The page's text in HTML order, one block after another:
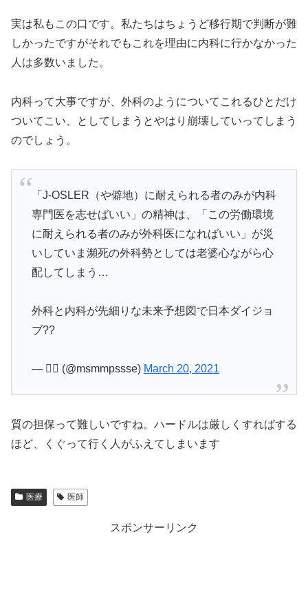
実は私もこの口です。私たちはちょうど移行期で判断が難
しかったですがそれでもこれを理由に内科に行かなかった
人は多数いました。
内科って大事ですが、外科のようについてこれるひとだけ
ついてこい、としてしまうとやはり崩壊していってしまう
のでしょう。
「J-OSLER（や僻地）に耐えられる者のみが内科
専門医を志せばいい」の精神は、「この労働環境
に耐えられる者のみが外科医になればいい」が災
いしていま瀕死の外科勢としては老婆心ながら心
配してしまう…
外科と内科が先細りな未来予想図で日本ダイジョ
ブ??
— 👩‍⚕️ (@msmmpssse) March 20, 2021
質の担保って難しいですね。ハードルは厳しくすればする
ほど、くぐって行く人がふえてしまいます
医療 医師
スポンサーリンク